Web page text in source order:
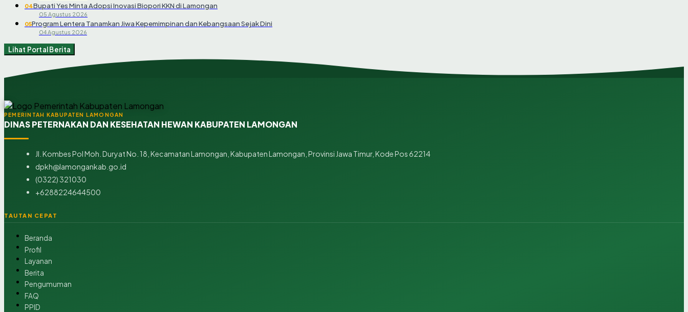
04Bupati Yes Minta Adopsi Inovasi Biopori KKN di Lamongan
05 Agustus 2026
05Program Lentera Tanamkan Jiwa Kepemimpinan dan Kebangsaan Sejak Dini
04 Agustus 2026
Lihat Portal Berita
PEMERINTAH KABUPATEN LAMONGAN
DINAS PETERNAKAN DAN KESEHATAN HEWAN KABUPATEN LAMONGAN
Jl. Kombes Pol Moh. Duryat No. 18, Kecamatan Lamongan, Kabupaten Lamongan, Provinsi Jawa Timur, Kode Pos 62214
dpkh@lamongankab.go.id
(0322) 321030
+6288224644500
TAUTAN CEPAT
Beranda
Profil
Layanan
Berita
Pengumuman
FAQ
PPID